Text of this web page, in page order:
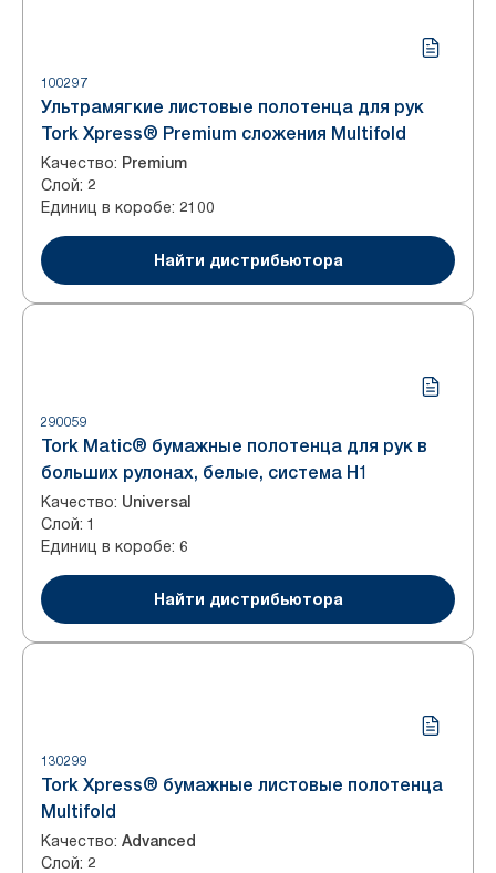
100297
Ультрамягкие листовые полотенца для рук
Tork Xpress® Premium сложения Multifold
Качество: Premium
Слой: 2
Единиц в коробе: 2100
Найти дистрибьютора
290059
Tork Matic® бумажные полотенца для рук в
больших рулонах, белые, система H1
Качество: Universal
Слой: 1
Единиц в коробе: 6
Найти дистрибьютора
130299
Tork Xpress® бумажные листовые полотенца
Multifold
Качество: Advanced
Слой: 2